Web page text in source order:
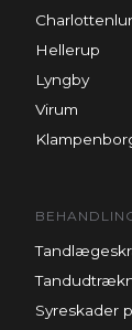
Hellerup
Lyngby
Virum
Syreskader